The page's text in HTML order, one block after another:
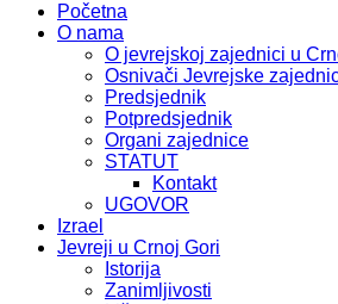
Početna
O nama
O jevrejskoj zajednici u
Osnivači Jevrejske
Predsjednik
Potpredsjednik
Organi zajednice
STATUT
Kontakt
UGOVOR
Izrael
Jevreji u Crnoj Gori
Istorija
Zanimljivosti